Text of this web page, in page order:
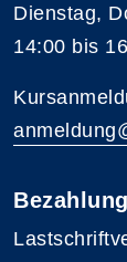
Dienstag,
14:00 bis